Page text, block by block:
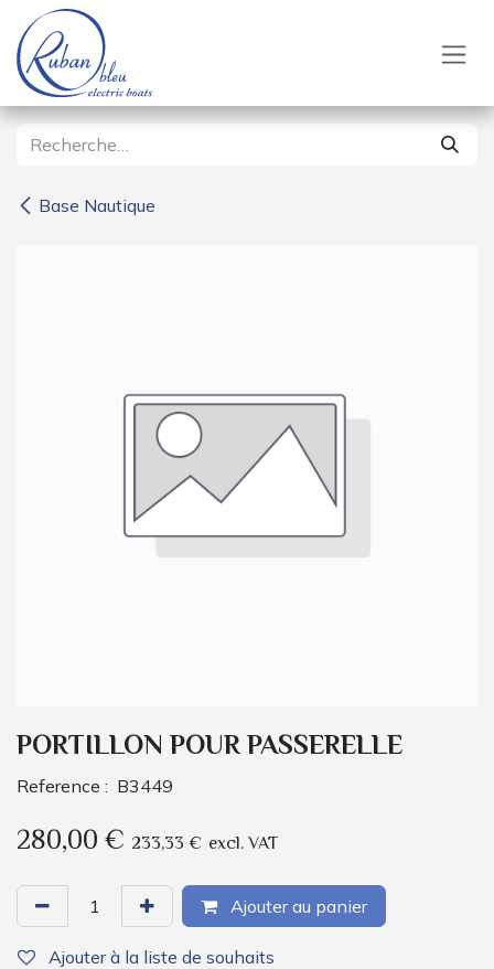
Se rendre au contenu
Base Nautique
PORTILLON POUR PASSERELLE
Reference : B3449
280,00€ 233,33 € excl. VAT
Ajouter au panier
Ajouter à la liste de souhaits